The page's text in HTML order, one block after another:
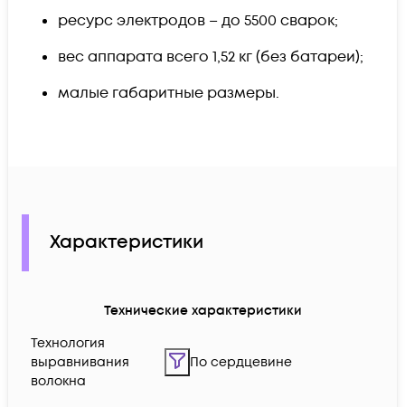
ресурс электродов – до 5500 сварок;
вес аппарата всего 1,52 кг (без батареи);
малые габаритные размеры.
Характеристики
Технические характеристики
Технология
выравнивания
волокна
По сердцевине